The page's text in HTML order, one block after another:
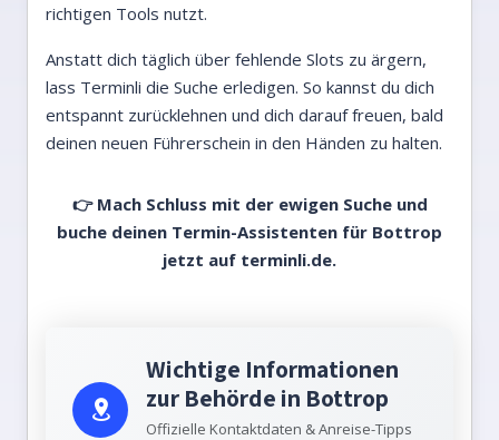
richtigen Tools nutzt.
Anstatt dich täglich über fehlende Slots zu ärgern,
lass Terminli die Suche erledigen. So kannst du dich
entspannt zurücklehnen und dich darauf freuen, bald
deinen neuen Führerschein in den Händen zu halten.
👉 Mach Schluss mit der ewigen Suche und
buche deinen Termin-Assistenten für Bottrop
jetzt auf terminli.de.
Wichtige Informationen
zur Behörde in Bottrop
Offizielle Kontaktdaten & Anreise-Tipps